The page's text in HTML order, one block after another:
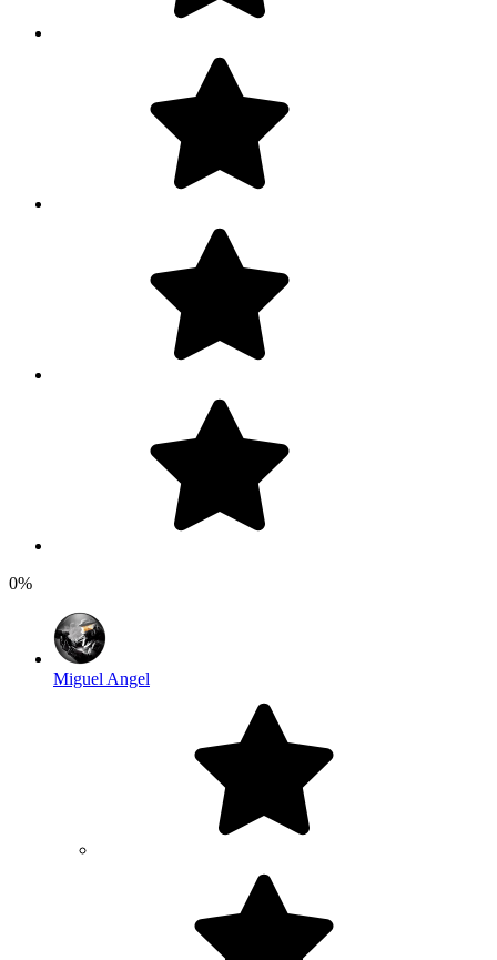
0%
Miguel Angel